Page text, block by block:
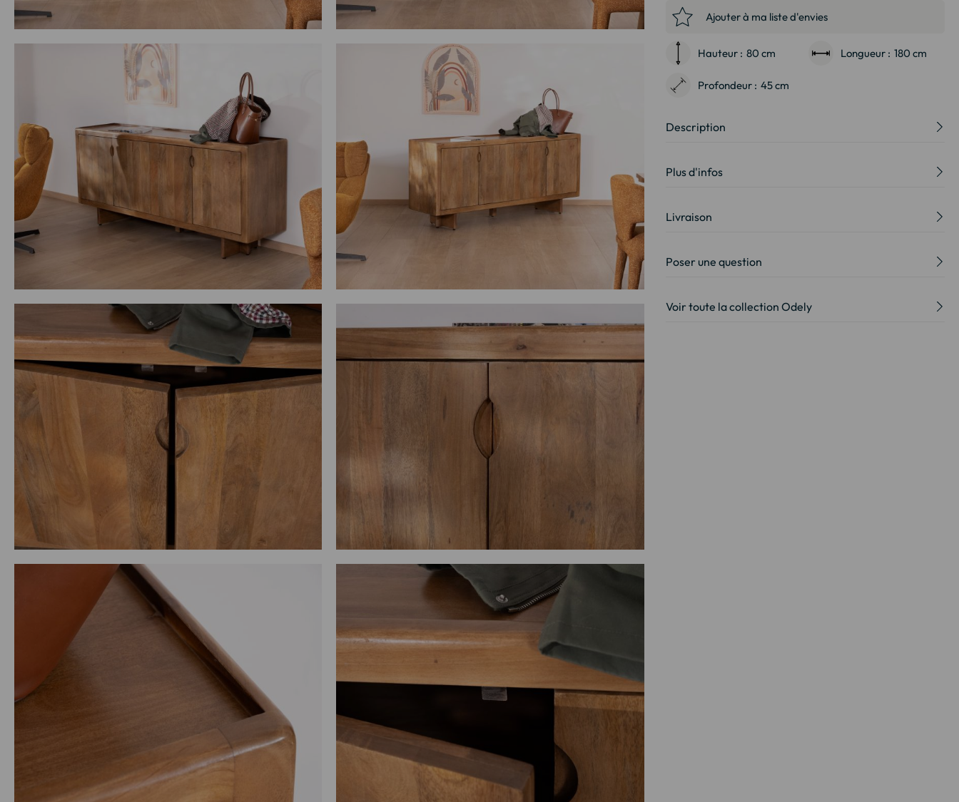
Ajouter à ma liste d'envies
Hauteur : 80 cm Longueur : 180 cm
Profondeur : 45 cm
Description
Plus d'infos
Livraison
Poser une question
Voir toute la collection Odely